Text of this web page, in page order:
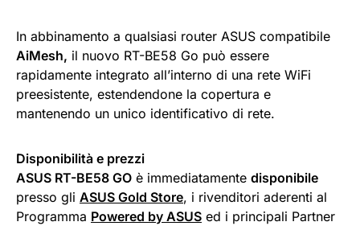
In abbinamento a qualsiasi router ASUS compatibile
AiMesh, il nuovo RT-BE58 Go può essere
rapidamente integrato all’interno di una rete WiFi
preesistente, estendendone la copertura e
mantenendo un unico identificativo di rete.
Disponibilità e prezzi
ASUS RT-BE58 GO è immediatamente disponibile
presso gli ASUS Gold Store, i rivenditori aderenti al
Programma Powered by ASUS ed i principali Partner